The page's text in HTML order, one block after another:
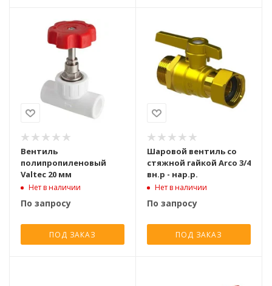
Вентиль
полипропиленовый
Valtec 20 мм
Нет в наличии
По запросу
ПОД ЗАКАЗ
Шаровой вентиль со
стяжной гайкой Arco 3/4
вн.р - нар.р.
Нет в наличии
По запросу
ПОД ЗАКАЗ